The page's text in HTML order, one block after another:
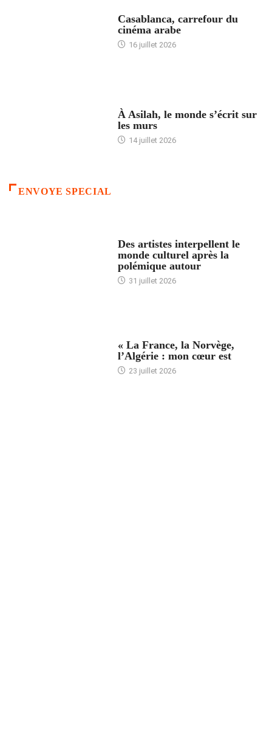
Casablanca, carrefour du
cinéma arabe
16 juillet 2026
À Asilah, le monde s’écrit sur
les murs
14 juillet 2026
ENVOYE SPECIAL
Des artistes interpellent le
monde culturel après la
polémique autour
31 juillet 2026
« La France, la Norvège,
l’Algérie : mon cœur est
23 juillet 2026